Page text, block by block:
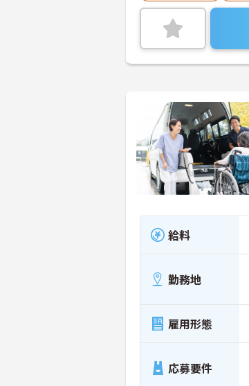
給料
勤務地
雇用形態
応募要件